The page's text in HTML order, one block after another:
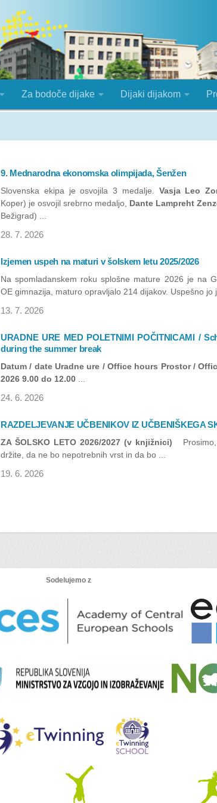
Za bodoče dijake Dijaki dijakom
9. Mednarodna ekonomska olimpijada, Šenžen
Slovenska ekipa je osvojila 3 medalje. Vasja Leo
Koper) je osvojil srebrno medaljo, Dante Lampreht
Bežigrad) ...
28. 7. 2026
Izjemen uspeh na maturi v šolskem letu 2025/2026
Na spomladanskem roku splošne mature 2026 je na
OE gimnazija, maturo opravljalo 214 dijakov. Uspešno jo
13. 7. 2026
URADNE URE MED POLETNIMI POČITNICAMI /
during the summer break
Datum / date Uradne ure / Office hours Prostor /
2026 9.00 do 12.00
24. 6. 2026
RAZDELJEVANJE UČBENIKOV IZ UČBENIŠKEGA
ZA ŠOLSKO LETO 2026/2027 (v knjižnici)
držite, da ne bo nepotrebnih vrst in da bo ...
19. 6. 2026
Sodelujemo z